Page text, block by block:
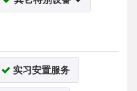
实习安置服务